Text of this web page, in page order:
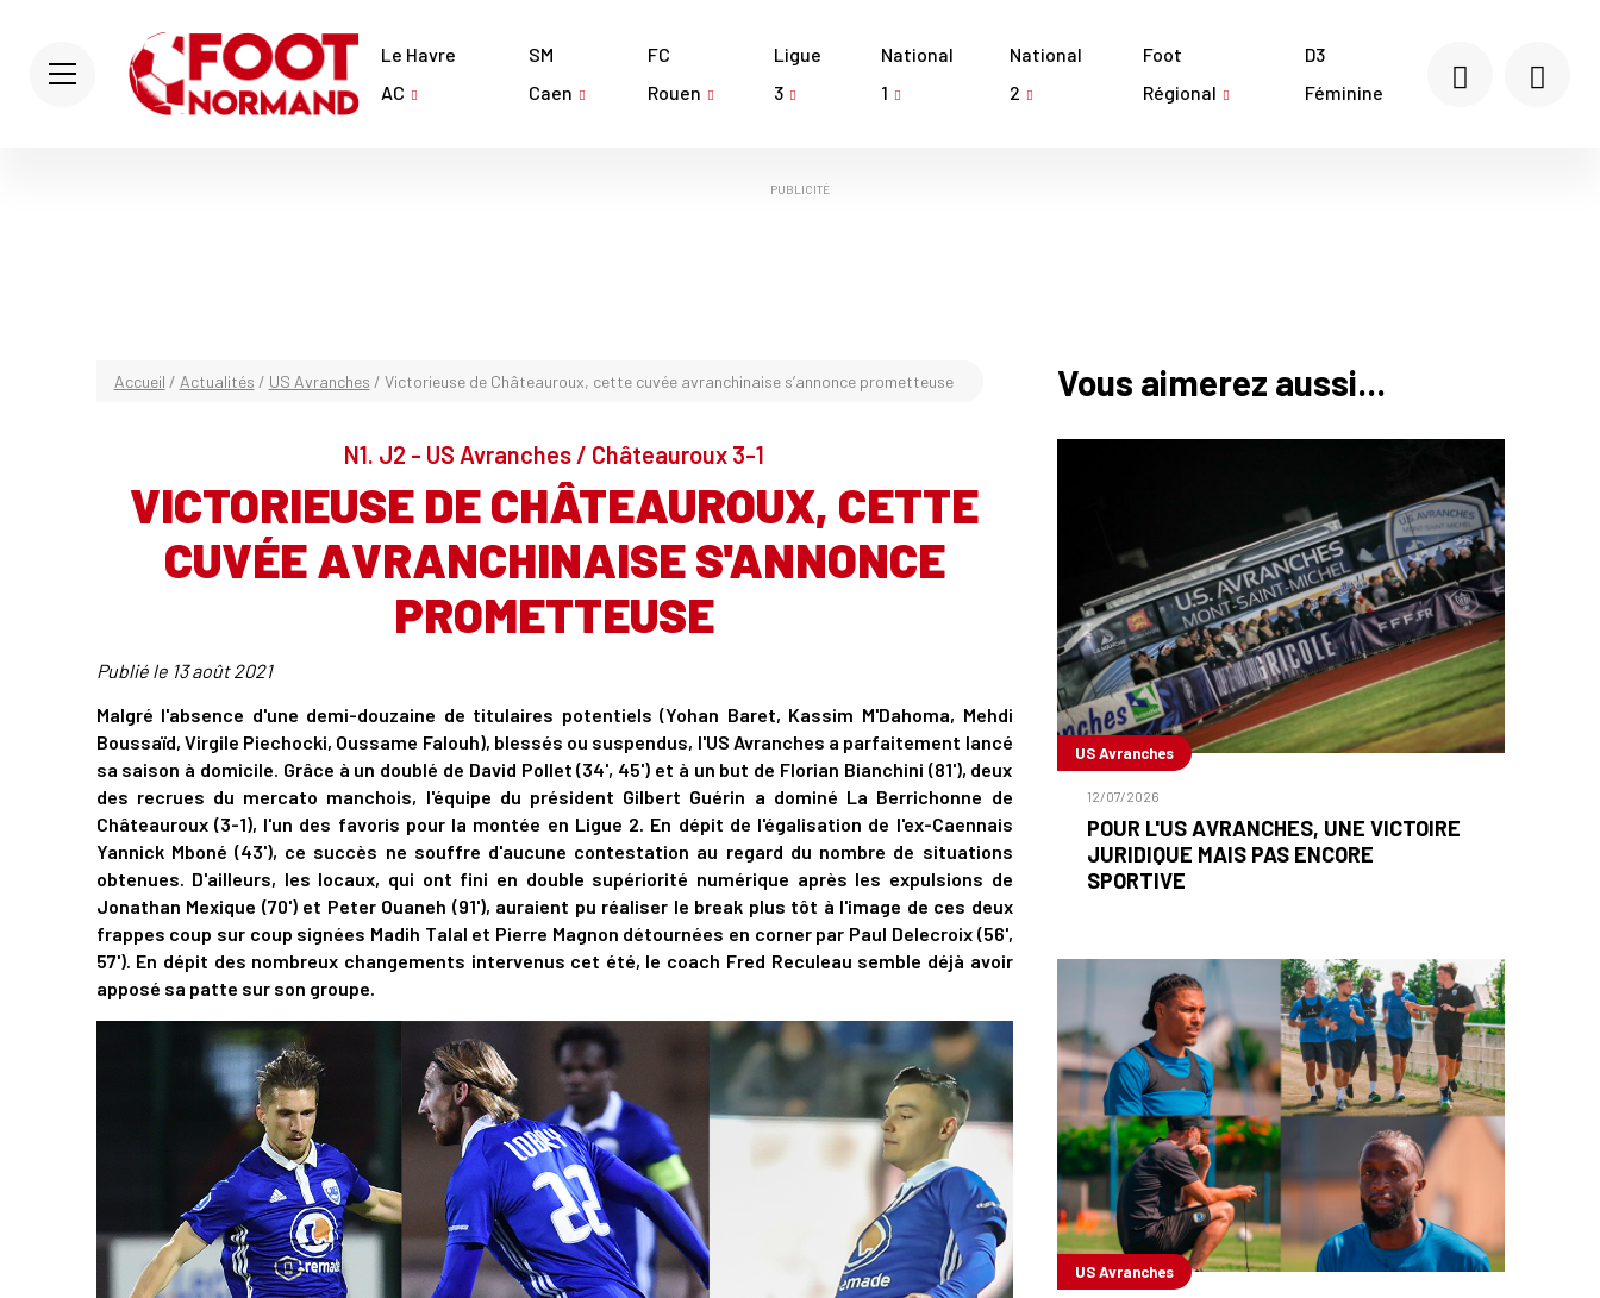
Le Havre
AC
SM
Caen
FC
Rouen
Ligue
3
National
1
National
2
Foot
Régional
D3
Féminine
PUBLICITÉ
Accueil / Actualités / US Avranches / Victorieuse de Châteauroux, cette cuvée avranchinaise s’annonce prometteuse
N1. J2 - US Avranches / Châteauroux 3-1
VICTORIEUSE DE CHÂTEAUROUX, CETTE
CUVÉE AVRANCHINAISE S'ANNONCE
PROMETTEUSE
Publié le 13 août 2021
Malgré l'absence d'une demi-douzaine de titulaires potentiels (Yohan Baret, Kassim M'Dahoma, Mehdi
Boussaïd, Virgile Piechocki, Oussame Falouh), blessés ou suspendus, l'US Avranches a parfaitement lancé
sa saison à domicile. Grâce à un doublé de David Pollet (34', 45') et à un but de Florian Bianchini (81'), deux
des recrues du mercato manchois, l'équipe du président Gilbert Guérin a dominé La Berrichonne de
Châteauroux (3-1), l'un des favoris pour la montée en Ligue 2. En dépit de l'égalisation de l'ex-Caennais
Yannick Mboné (43'), ce succès ne souffre d'aucune contestation au regard du nombre de situations
obtenues. D'ailleurs, les locaux, qui ont fini en double supériorité numérique après les expulsions de
Jonathan Mexique (70') et Peter Ouaneh (91'), auraient pu réaliser le break plus tôt à l'image de ces deux
frappes coup sur coup signées Madih Talal et Pierre Magnon détournées en corner par Paul Delecroix (56',
57'). En dépit des nombreux changements intervenus cet été, le coach Fred Reculeau semble déjà avoir
apposé sa patte sur son groupe.
Vous aimerez aussi...
US Avranches
12/07/2026
POUR L'US AVRANCHES, UNE VICTOIRE
JURIDIQUE MAIS PAS ENCORE
SPORTIVE
US Avranches